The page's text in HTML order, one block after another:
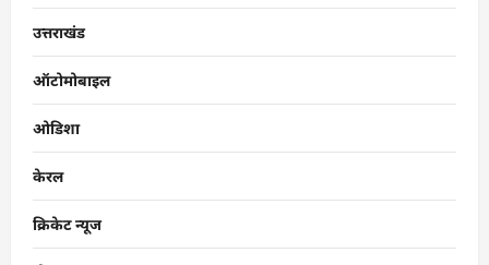
उत्तराखंड
ऑटोमोबाइल
ओडिशा
केरल
क्रिकेट न्यूज